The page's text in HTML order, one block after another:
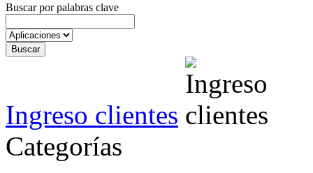
Buscar por palabras clave
Ingreso clientes
Categorías